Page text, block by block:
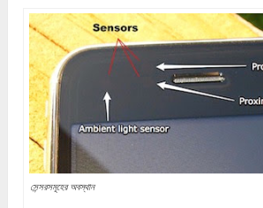
সেন্সরসমূহের অবস্থান